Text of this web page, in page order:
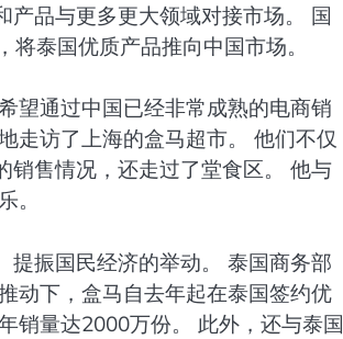
品与更多更大领域对接市场。 国
泰国优质产品推向中国市场。
望通过中国已经非常成熟的电商销
走访了上海的盒马超市。 他们不仅
销售情况，还走过了堂食区。 他与
。
提振国民经济的举动。 泰国商务部
动下，盒马自去年起在泰国签约优
销量达2000万份。 此外，还与泰国